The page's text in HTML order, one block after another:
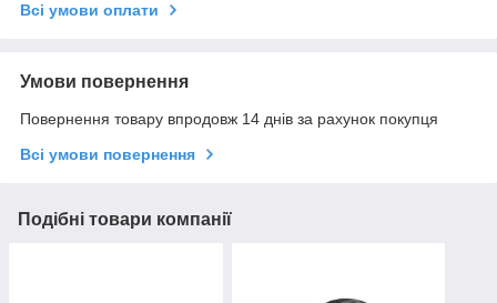
Всі умови оплати
Умови повернення
Повернення товару впродовж 14 днів за рахунок покупця
Всі умови повернення
Подібні товари компанії